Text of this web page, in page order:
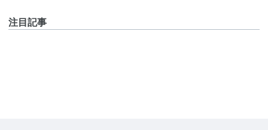
注目記事